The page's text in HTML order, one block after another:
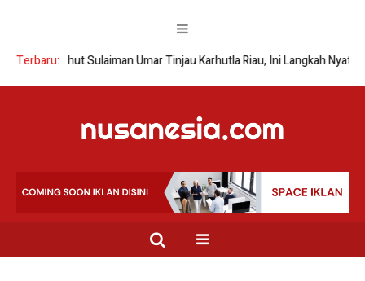
Terbaru:
Wamenhut Sulaiman Umar Tinjau Karhutla Riau, Ini Langkah Nyata